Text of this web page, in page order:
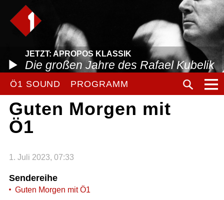
JETZT: APROPOS KLASSIK
Die großen Jahre des Rafael Kubelik
Ö1 SOUND PROGRAMM
Guten Morgen mit
Ö1
1. Juli 2023, 07:33
Sendereihe
Guten Morgen mit Ö1